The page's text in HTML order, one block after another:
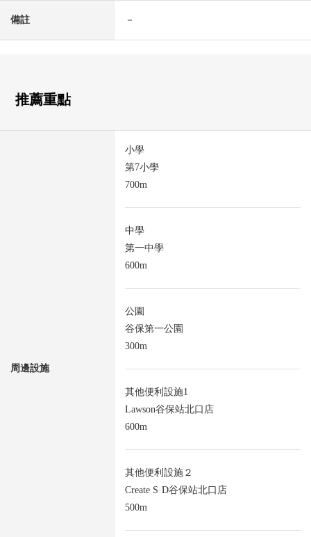
備註 －
推薦重點
周邊設施
小學
第7小學
700m
中學
第一中學
600m
公園
谷保第一公園
300m
其他便利設施1
Lawson谷保站北口店
600m
其他便利設施２
Create S·D谷保站北口店
500m